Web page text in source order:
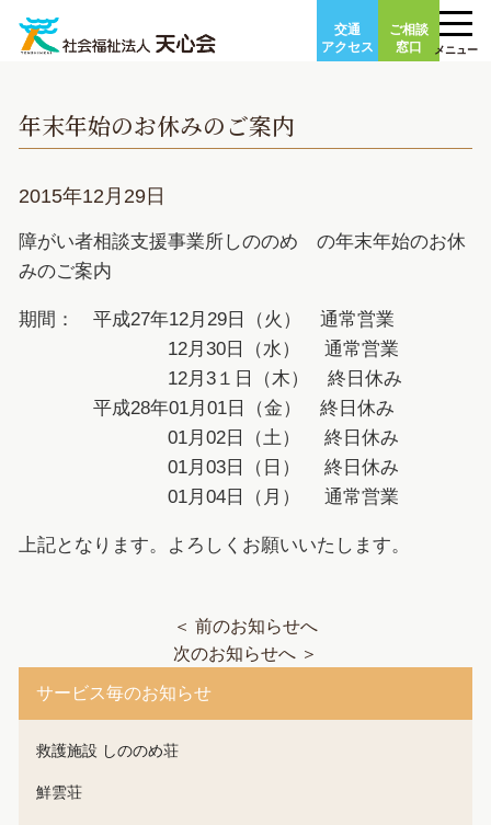
content
交通
アクセス
ご相談
窓口
メニュー
年末年始のお休みのご案内
2015年12月29日
障がい者相談支援事業所しののめ の年末年始のお休
みのご案内
期間： 平成27年12月29日（火） 通常営業
12月30日（水） 通常営業
12月3１日（木） 終日休み
平成28年01月01日（金） 終日休み
01月02日（土） 終日休み
01月03日（日） 終日休み
01月04日（月） 通常営業
上記となります。よろしくお願いいたします。
＜ 前のお知らせへ
次のお知らせへ ＞
サービス毎のお知らせ
救護施設 しののめ荘
鮮雲荘